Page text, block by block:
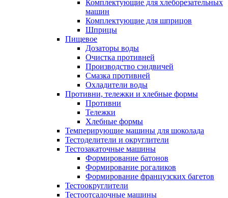
Комплектующие для хлеборезательных
машин
Комплектующие для шприцов
Шприцы
Пищевое
Дозаторы воды
Очистка противней
Производство сэндвичей
Смазка противней
Охладители воды
Противни, тележки и хлебные формы
Противни
Тележки
Хлебные формы
Темперирующие машины для шоколада
Тестоделители и округлители
Тестозакаточные машины
Формирование батонов
Формирование рогаликов
Формирование французских багетов
Тестоокруглители
Тестоотсадочные машины